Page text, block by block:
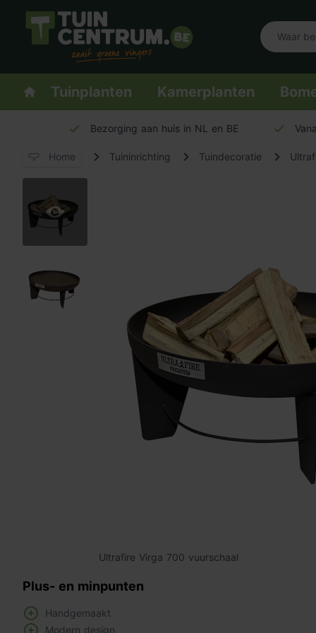
Logo Tuincentrum.be
Homepage
Tuinplanten Kamerplanten
Bezorging aan huis in NL en BE
Home Tuininrichting Tuindecoratie
Ultrafire Virga 700 vuurschaal
Plus- en minpunten
Handgemaakt
Modern design